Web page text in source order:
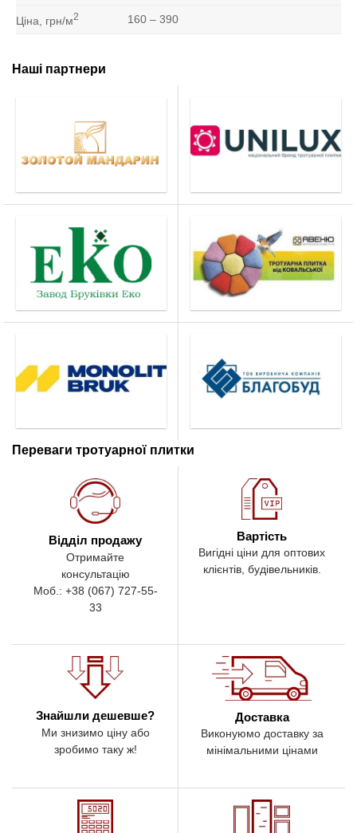
Ціна, грн/м2 160 – 390
Наші партнери
Переваги тротуарної плитки
Відділ продажу
Отримайте
консультацію
Моб.: +38 (067) 727-55-
33
Вартість
Вигідні ціни для оптових
клієнтів, будівельників.
Знайшли дешевше?
Ми знизимо ціну або
зробимо таку ж!
Доставка
Виконуюмо доставку за
мінімальними цінами